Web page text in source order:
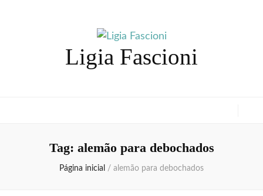
Ligia Fascioni
Tag: alemão para debochados
Página inicial / alemão para debochados